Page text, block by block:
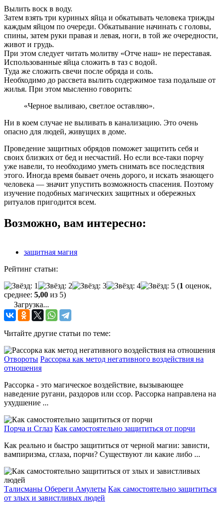
Вылить воск в воду.
Затем взять три куриных яйца и обкатывать человека трижды
каждым яйцом по очереди. Обкатывание начинать с головы,
спины, затем руки правая и левая, ноги, в той же очередности,
живот и грудь.
При этом следует читать молитву «Отче наш» не переставая.
Использованные яйца сложить в таз с водой.
Туда же сложить свечи после обряда и соль.
Необходимо до рассвета вылить содержимое таза подальше от
жилья. При этом мысленно говорить:
«Черное выливаю, светлое оставляю».
Ни в коем случае не выливать в канализацию. Это очень
опасно для людей, живущих в доме.
Проведение защитных обрядов поможет защитить себя и
своих близких от бед и несчастий. Но если все-таки порчу
уже навели, то необходимо уметь снимать все последствия
этого. Иногда время бывает очень дорого, и искать знающего
человека — значит упустить возможность спасения. Поэтому
изучение подобных магических защитных и обережных
ритуалов пригодится всем.
Возможно, вам интересно:
защитная магия
Рейтинг статьи:
(1 оценок,
среднее: 5,00 из 5)
Загрузка...
Читайте другие статьи по теме:
Отвороты Рассорка как метод негативного воздействия на
отношения
Рассорка - это магическое воздействие, вызывающее
наведение ругани, раздоров или ссор. Рассорка направлена на
ухудшение ...
Порча и Сглаз Как самостоятельно защититься от порчи
Как реально и быстро защититься от черной магии: зависти,
вампиризма, сглаза, порчи? Существуют ли какие либо ...
Талисманы Обереги Амулеты Как самостоятельно защититься
от злых и завистливых людей